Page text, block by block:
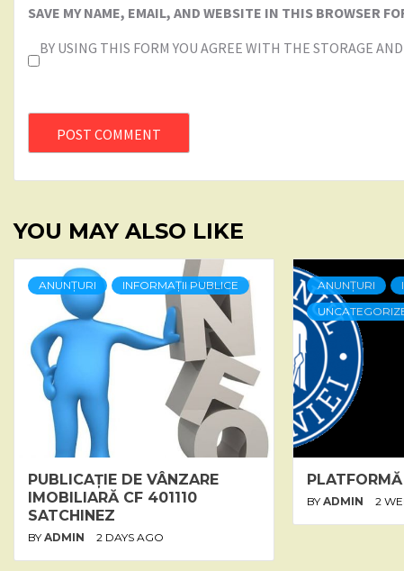
SAVE MY NAME, EMAIL, AND WEBSITE IN THIS BROWSER
BY USING THIS FORM YOU AGREE WITH THE STORAGE
YOU MAY ALSO LIKE
ANUNȚURI INFORMAȚII PUBLICE
PUBLICAȚIE DE VÂNZARE
IMOBILIARĂ CF 401110
SATCHINEZ
BY ADMIN 2 DAYS AGO
ANUNȚURI
BY ADMIN 2